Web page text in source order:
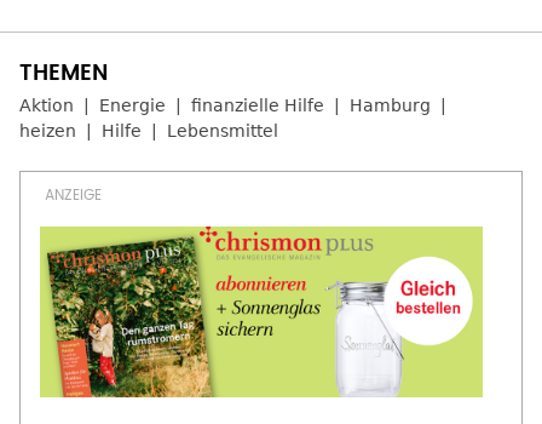
Aktion Energie finanzielle Hilfe
Hamburg
heizen
Hilfe Lebensmittel